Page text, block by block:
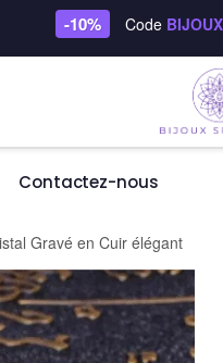
-10% Code
Contactez-nous
Gravé en Cuir élégant